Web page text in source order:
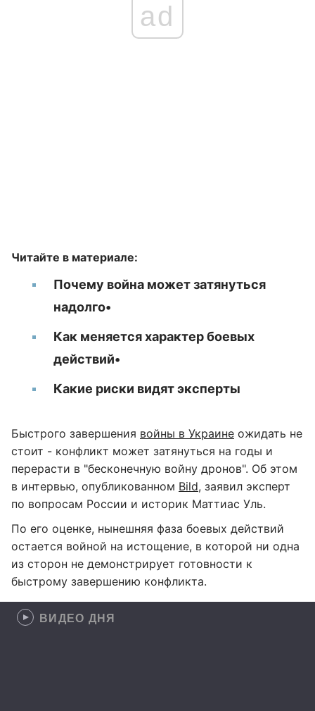
ad
Читайте в материале:
Почему война может затянуться
надолго•
Как меняется характер боевых
действий•
Какие риски видят эксперты
Быстрого завершения войны в Украине ожидать не
стоит - конфликт может затянуться на годы и
перерасти в "бесконечную войну дронов". Об этом
в интервью, опубликованном Bild, заявил эксперт
по вопросам России и историк Маттиас Уль.
По его оценке, нынешняя фаза боевых действий
остается войной на истощение, в которой ни одна
из сторон не демонстрирует готовности к
быстрому завершению конфликта.
ВИДЕО ДНЯ